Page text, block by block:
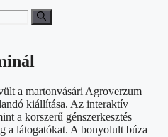
a martonvásári Agroverzum
kiállítása. Az interaktív
a korszerű génszerkesztés
a látogatókat. A bonyolult búza